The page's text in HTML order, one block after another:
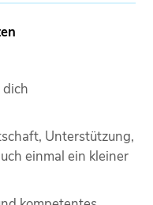
Unterstützung,
einmal ein kleiner